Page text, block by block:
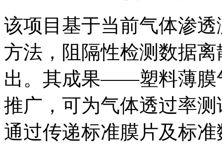
该项目基于当前气体渗
方法，阻隔性检测数据
出。其成果——塑料薄膜
推广，可为气体透过率
通过传递标准膜片及标